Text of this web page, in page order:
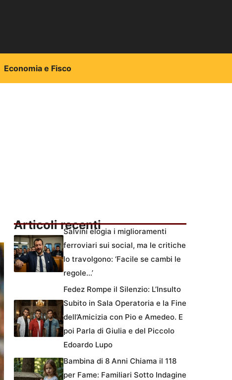
Economia e Fisco
Articoli recentiSalvini elogia i miglioramenti
ferroviari sui social, ma le critiche
lo travolgono: ‘Facile se cambi le
regole…’
Fedez Rompe il Silenzio: L’Insulto
Subito in Sala Operatoria e la Fine
dell’Amicizia con Pio e Amedeo. E
poi Parla di Giulia e del Piccolo
Edoardo Lupo
Bambina di 8 Anni Chiama il 118
per Fame: Familiari Sotto Indagine